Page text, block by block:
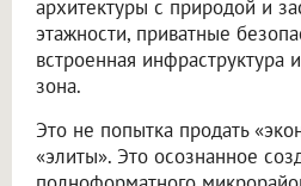
архитектуры с природой и
этажности, приватные
встроенная инфраструктура
зона.
Это не попытка продать
«элиты». Это осознанное